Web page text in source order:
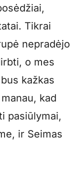
Tikrai
nepradėjo
o mes
kažkas
kad
pasiūlymai,
ir Seimas